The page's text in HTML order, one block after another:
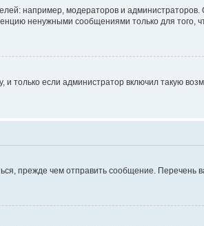
например, модераторов и
ненужными сообщениями только для того,
только если администратор включил такую
прежде чем отправить сообщение. Перечень